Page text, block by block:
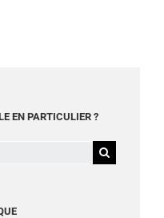
EN PARTICULIER ?